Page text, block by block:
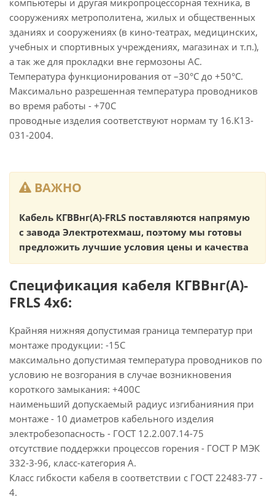
компьютеры и другая микропроцессорная техника, в
сооружениях метрополитена, жилых и общественных
зданиях и сооружениях (в кино-театрах, медицинских,
учебных и спортивных учреждениях, магазинах и т.п.),
а так же для прокладки вне гермозоны АС.
Температура функционирования от –30°С до +50°С.
Максимально разрешенная температура проводников
во время работы - +70С
проводные изделия соответствуют нормам ту 16.К13-
031-2004.
ВАЖНО
Кабель КГВВнг(А)-FRLS поставляются напрямую
с завода Электротехмаш, поэтому мы готовы
предложить лучшие условия цены и качества
Спецификация кабеля КГВВнг(А)-
FRLS 4х6:
Крайняя нижняя допустимая граница температур при
монтаже продукции: -15С
максимально допустимая температура проводников по
условию не возгорания в случае возникновения
короткого замыкания: +400С
наименьший допускаемый радиус изгибанияния при
монтаже - 10 диаметров кабельного изделия
электробезопасность - ГОСТ 12.2.007.14-75
отсутствие поддержки процессов горения - ГОСТ Р МЭК
332-3-96, класс-категория А.
Класс гибкости кабеля в соответствии с ГОСТ 22483-77 -
4.